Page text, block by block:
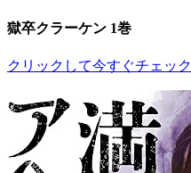
獄卒クラーケン 1巻
クリックして今すぐチェック